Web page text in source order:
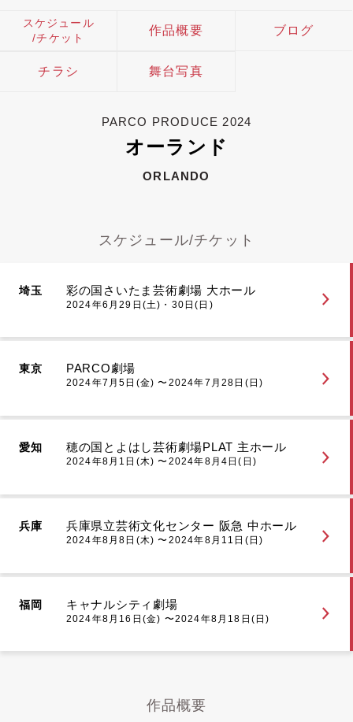
スケジュール
/チケット
作品概要 ブログ
チラシ 舞台写真
PARCO PRODUCE 2024
オーランド
ORLANDO
スケジュール/チケット
埼玉 彩の国さいたま芸術劇場 大ホール
2024年6月29日(土)・30日(日)
東京 PARCO劇場
2024年7月5日(金) 〜2024年7月28日(日)
愛知 穂の国とよはし芸術劇場PLAT 主ホール
2024年8月1日(木) 〜2024年8月4日(日)
兵庫 兵庫県立芸術文化センター 阪急 中ホール
2024年8月8日(木) 〜2024年8月11日(日)
福岡 キャナルシティ劇場
2024年8月16日(金) 〜2024年8月18日(日)
作品概要